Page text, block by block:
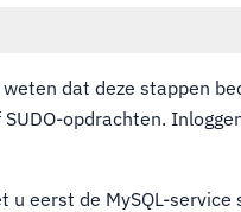
dat deze stappen
opdrachten.
u eerst de MySQL-service